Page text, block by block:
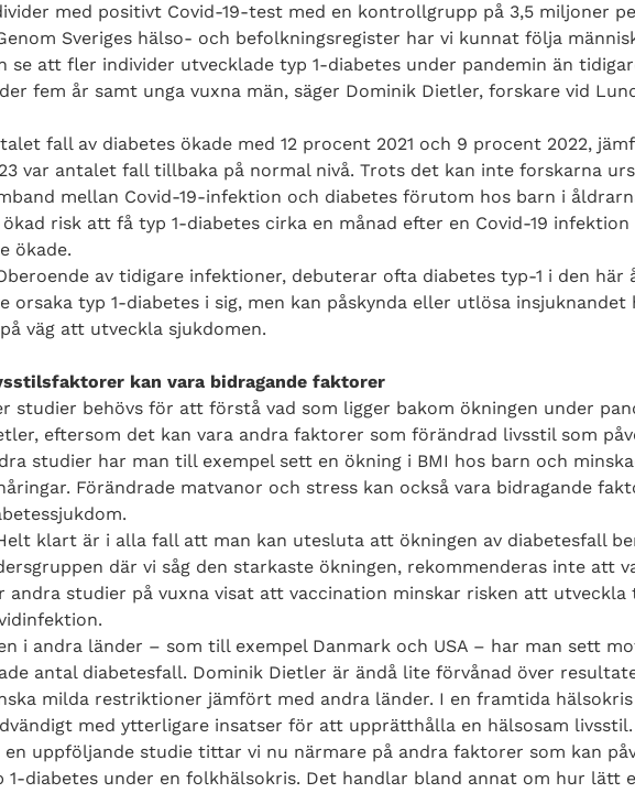
med positivt Covid-19-test med en kontrollgrupp på 3,5 miljoner
Sveriges hälso- och befolkningsregister har vi kunnat följa
se att fler individer utvecklade typ 1-diabetes under pandemin än
fem år samt unga vuxna män, säger Dominik Dietler, forskare vid
fall av diabetes ökade med 12 procent 2021 och 9 procent 2022,
var antalet fall tillbaka på normal nivå. Trots det kan inte forskarna
mellan Covid-19-infektion och diabetes förutom hos barn i
ökad risk att få typ 1-diabetes cirka en månad efter en Covid-19
ökade.
av tidigare infektioner, debuterar ofta diabetes typ-1 i den här
orsaka typ 1-diabetes i sig, men kan påskynda eller utlösa insjuknandet
väg att utveckla sjukdomen.
kan vara bidragande faktorer
studier behövs för att förstå vad som ligger bakom ökningen under
eftersom det kan vara andra faktorer som förändrad livsstil som
studier har man till exempel sett en ökning i BMI hos barn och
Förändrade matvanor och stress kan också vara bidragande
klart är i alla fall att man kan utesluta att ökningen av diabetesfall
där vi såg den starkaste ökningen, rekommenderas inte att
andra studier på vuxna visat att vaccination minskar risken att utveckla
i andra länder – som till exempel Danmark och USA – har man sett
antal diabetesfall. Dominik Dietler är ändå lite förvånad över
milda restriktioner jämfört med andra länder. I en framtida
med ytterligare insatser för att upprätthålla en hälsosam livsstil.
en uppföljande studie tittar vi nu närmare på andra faktorer som kan
1-diabetes under en folkhälsokris. Det handlar bland annat om hur lätt